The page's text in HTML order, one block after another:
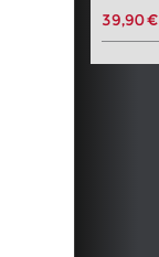
39,90 €